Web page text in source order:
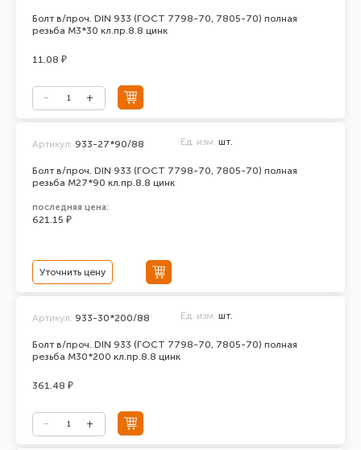
Болт в/проч. DIN 933 (ГОСТ 7798-70, 7805-70) полная
резьба М3*30 кл.пр.8.8 цинк
11.08 ₽
Болт в/проч. DIN 933 (ГОСТ 7798-70, 7805-70) полная
резьба М27*90 кл.пр.8.8 цинк
Артикул: 933-27*90/88 Ед. изм. шт.
последняя цена:
621.15 ₽
Уточнить цену
Болт в/проч. DIN 933 (ГОСТ 7798-70, 7805-70) полная
резьба М30*200 кл.пр.8.8 цинк
Артикул: 933-30*200/88 Ед. изм. шт.
361.48 ₽